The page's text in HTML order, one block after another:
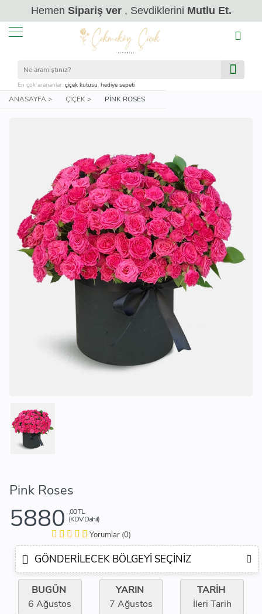
Hemen Sipariş ver, Sevdiklerini Mutlu Et.
En çok arananlar: çiçek kutusu, hediye sepeti
ANASAYFA > ÇIÇEK > PINK ROSES
Pink Roses
5880 ,00 TL
(KDV Dahil)
Yorumlar (0)
GÖNDERILECEK BÖLGEYI SEÇINIZ
BUGÜN
6 Ağustos
YARIN
7 Ağustos
TARİH
İleri Tarih